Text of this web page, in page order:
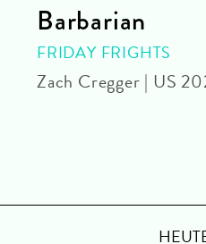
Barbarian
FRIDAY FRIGHTS
Zach Cregger | US